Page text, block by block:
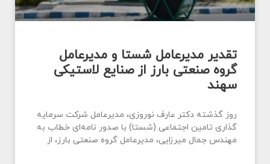
تقدیر مدیرعامل شستا و مدیرعامل
گروه صنعتی بارز از صنایع لاستیکی
سهند
روز گذشته دکتر عارف نوروزی، مدیرعامل شرکت سرمایه
گذاری تامین اجتماعی (شستا) با صدور نامه‌ای خطاب به
مهندس جمال میرزایی، مدیرعامل گروه صنعتی بارز، از